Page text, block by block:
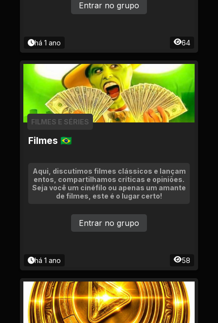
há 1 ano 64
Entrar no grupo
Filmes 🇧🇷
FILMES E SÉRIES
Aqui, discutimos filmes clássicos e lançam
entos, compartilhamos críticas e opiniões.
Seja você um cinéfilo ou apenas um amante
de filmes, este é o lugar certo!
há 1 ano 58
Entrar no grupo